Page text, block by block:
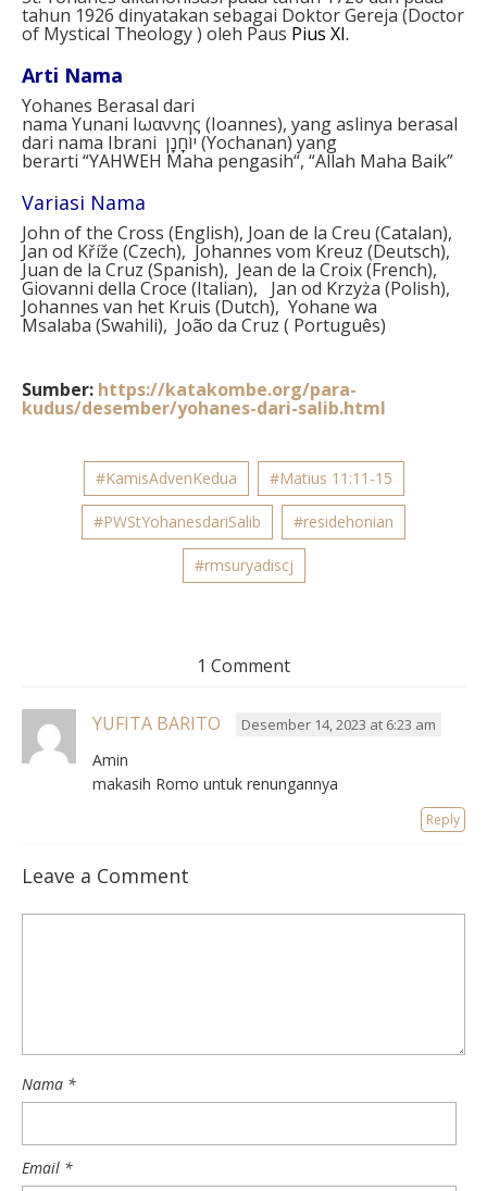
tahun 1926 dinyatakan sebagai Doktor Gereja (Doctor
of Mystical Theology ) oleh Paus Pius XI.
Arti Nama
Yohanes Berasal dari
nama Yunani Ιωαννης (Ioannes), yang aslinya berasal
dari nama Ibrani יוֹחָנָן (Yochanan) yang
berarti “YAHWEH Maha pengasih“, “Allah Maha Baik”
Variasi Nama
John of the Cross (English), Joan de la Creu (Catalan),
Jan od Kříže (Czech), Johannes vom Kreuz (Deutsch),
Juan de la Cruz (Spanish), Jean de la Croix (French),
Giovanni della Croce (Italian), Jan od Krzyża (Polish),
Johannes van het Kruis (Dutch), Yohane wa
Msalaba (Swahili), João da Cruz ( Português)
Sumber: https://katakombe.org/para-
kudus/desember/yohanes-dari-salib.html
#KamisAdvenKedua #Matius 11:11-15
#PWStYohanesdariSalib #residehonian
#rmsuryadiscj
1 Comment
YUFITA BARITO Desember 14, 2023 at 6:23 am
Amin
makasih Romo untuk renungannya
Reply
Leave a Comment
Nama *
Email *